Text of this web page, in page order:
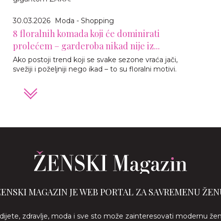
30.03.2026 Moda - Shopping
8 floralnih komada koji će dominirati
prolećem – garderoba nikad nije iz...
Ako postoji trend koji se svake sezone vraća jači,
svežiji i poželjniji nego ikad – to su floralni motivi.
MAGAZIN JE WEB PORTAL ZA SAVREMENU
zdravlje, moda i sve sto može zainteresovati modernu